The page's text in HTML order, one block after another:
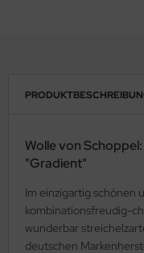
Wolle von
"Gradient"
Im einzigartig schönen
kombinationsfreudig-
wunderbar
deutschen